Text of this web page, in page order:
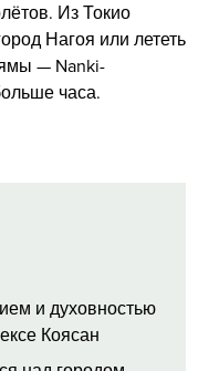
Из Токио
Нагоя или лететь
— Nanki-
часа.
и духовностью
Коясан